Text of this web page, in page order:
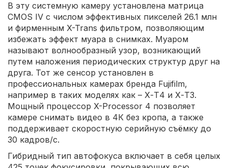
В эту системную камеру установлена матрица
CMOS IV с числом эффективных пикселей 26.1 млн
и фирменным X-Trans фильтром, позволяющим
избежать эффект муара в снимках. Муаром
называют волнообразный узор, возникающий
путем наложения периодических структур друг на
друга. Тот же сенсор установлен в
профессиональных камерах бренда Fujifilm,
например в таких моделях как – Х-Т4 и Х-Т3.
Мощный процессор X-Processor 4 позволяет
камере снимать видео в 4К без кропа, а также
поддерживает скоростную серийную съёмку до
30 кадров/с.
Гибридный тип автофокуса включает в себя целых